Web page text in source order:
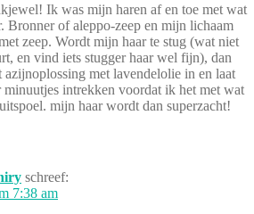
Ik was mijn haren af en toe met wat
Bronner of aleppo-zeep en mijn lichaam
zeep. Wordt mijn haar te stug (wat niet
en vind iets stugger haar wel fijn), dan
azijnoplossing met lavendelolie in en laat
minuutjes intrekken voordat ik het met wat
mijn haar wordt dan superzacht!
schreef:
7:38 am